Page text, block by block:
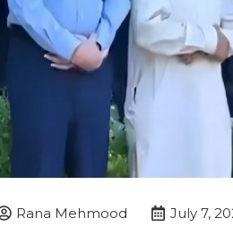
Rana Mehmood July 7,